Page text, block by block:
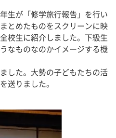
生が「修学旅行報告」を行い
とめたものをスクリーンに映
校生に紹介しました。下級生
なものなのかイメージする機
した。大勢の子どもたちの活
送りました。